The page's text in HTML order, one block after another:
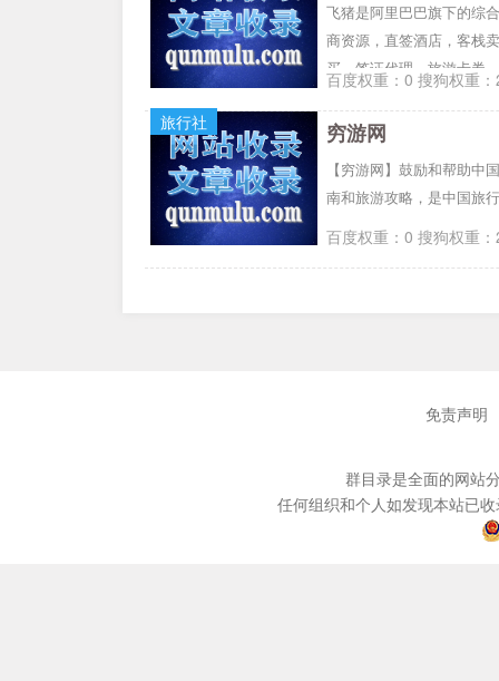
飞猪是阿里巴巴旗下的综
商资源，直签酒店，客栈
买，签证代理，旅游卡券
安全、可靠、有保证。
百度权重：0 搜狗权重
旅行社
穷游网
【穷游网】鼓励和帮助
南和旅游攻略，是中国旅
百度权重：0 搜狗权重
免责声明
群目录是全面的网站
任何组织和个人如发现本站已